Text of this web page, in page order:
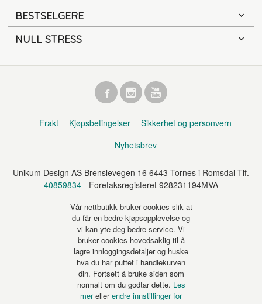
BESTSELGERE
NULL STRESS
Frakt Kjøpsbetingelser
Sikkerhet og personvern
Nyhetsbrev
Unikum Design AS Brenslevegen 16 6443 Tornes i Romsdal Tlf.
40859834 - Foretaksregisteret 928231194MVA
Vår nettbutikk bruker cookies slik at
du får en bedre kjøpsopplevelse og
vi kan yte deg bedre service. Vi
bruker cookies hovedsaklig til å
lagre innloggingsdetaljer og huske
hva du har puttet i handlekurven
din. Fortsett å bruke siden som
normalt om du godtar dette. Les
merellerendre innstillinger for